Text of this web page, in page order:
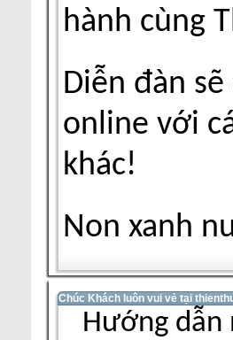
hành cùng
Diễn đàn
online với
khác!
Non xanh
Chúc Khách luôn vui vẻ tại
Hướng dẫn